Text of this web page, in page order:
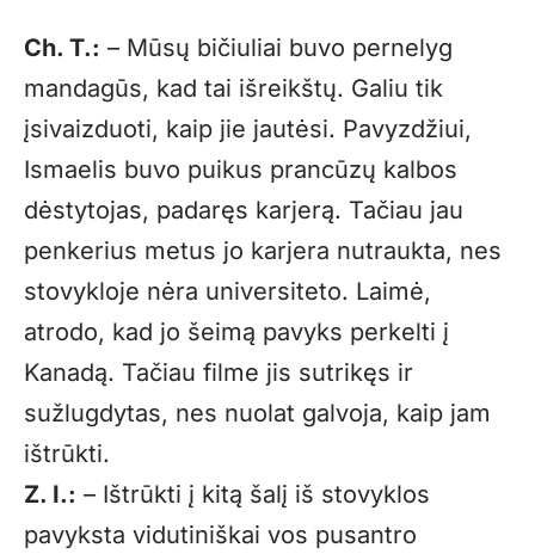
Ch. T.: – Mūsų bičiuliai buvo pernelyg
mandagūs, kad tai išreikštų. Galiu tik
įsivaizduoti, kaip jie jautėsi. Pavyzdžiui,
Ismaelis buvo puikus prancūzų kalbos
dėstytojas, padaręs karjerą. Tačiau jau
penkerius metus jo karjera nutraukta, nes
stovykloje nėra universiteto. Laimė,
atrodo, kad jo šeimą pavyks perkelti į
Kanadą. Tačiau filme jis sutrikęs ir
sužlugdytas, nes nuolat galvoja, kaip jam
ištrūkti.
Z. I.: – Ištrūkti į kitą šalį iš stovyklos
pavyksta vidutiniškai vos pusantro